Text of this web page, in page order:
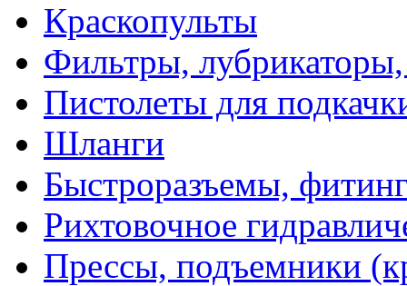
Краскопульты
Фильтры,
Пистолеты для
Шланги
Быстроразъемы,
Рихтовочное
Прессы, подъемники